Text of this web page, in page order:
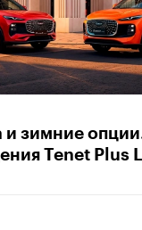
и зимние
Tenet Plus